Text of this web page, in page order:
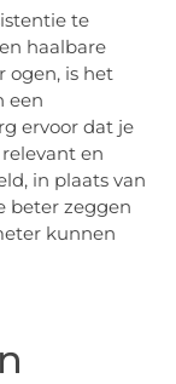
te
haalbare
ogen, is het
een
ervoor dat je
en
in plaats van
beter zeggen
kunnen